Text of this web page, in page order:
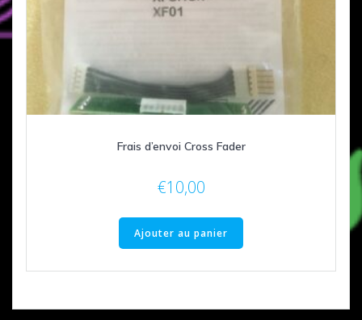
Frais d’envoi Cross Fader
€10,00
Ajouter au panier